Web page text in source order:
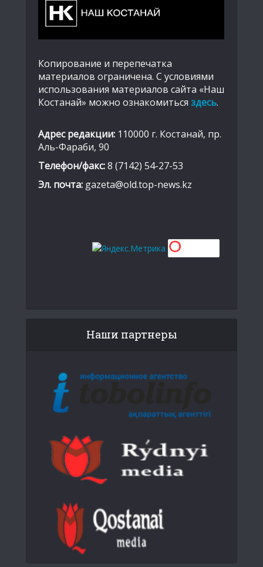
Копирование и перепечатка
материалов ограничена. С условиями
использования материалов сайта «Наш
Костанай» можно ознакомиться здесь.
Адрес редакции: 110000 г. Костанай, пр.
Аль-Фараби, 90
Телефон/факс:8 (7142) 54-27-53
Эл. почта: gazeta@old.top-news.kz
Наши партнеры